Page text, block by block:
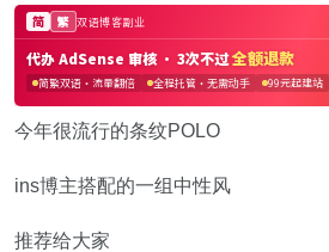
今年很流行的条纹POLO
ins博主搭配的一组中性风
推荐给大家